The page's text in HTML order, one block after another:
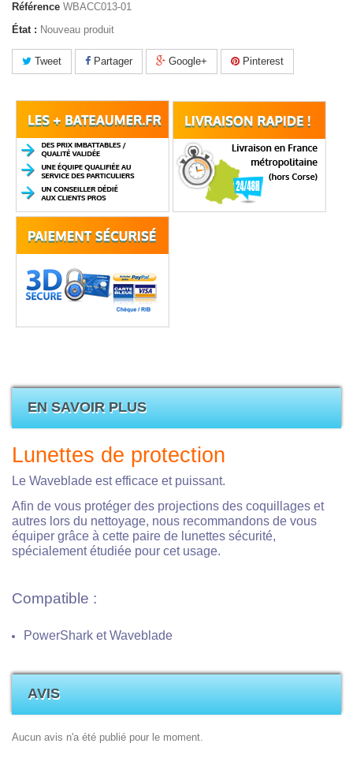
Référence WBACC013-01
État : Nouveau produit
Tweet Partager Google+ Pinterest
EN SAVOIR PLUS
Lunettes de protection
Le Waveblade est efficace et puissant.
Afin de vous protéger des projections des coquillages et
autres lors du nettoyage, nous recommandons de vous
équiper grâce à cette paire de lunettes sécurité,
spécialement étudiée pour cet usage.
Compatible :
PowerShark et Waveblade
AVIS
Aucun avis n'a été publié pour le moment.